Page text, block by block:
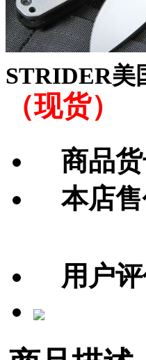
STRIDER美
（现货）
商品货
本店售
用户评